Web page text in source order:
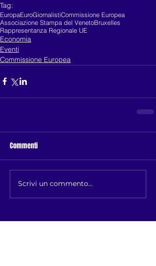
Tag:
EuropaEuroGiornalistiCommissione Europea
Associazione Stampa del VenetoBruxelles
Rappresentanza Regionale UE
Economia
Eventi
Commissione Europea
Commenti
Scrivi un commento...